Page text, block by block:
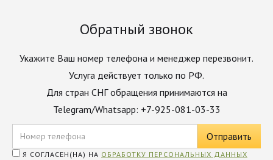
Обратный звонок
Укажите Ваш номер телефона и менеджер перезвонит.
Услуга действует только по РФ.
Для стран СНГ обращения принимаются на
Telegram/Whatsapp: +7-925-081-03-33
Я СОГЛАСЕН(НА) НА ОБРАБОТКУ ПЕРСОНАЛЬНЫХ ДАННЫХ